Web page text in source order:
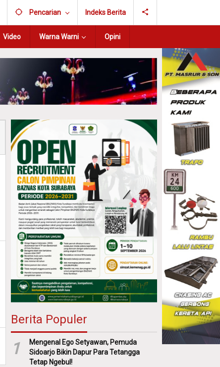
Pencarian Indeks Berita
Video Warna Warni Opini
Berita Populer
1
Mengenal Ego Setyawan, Pemuda
Sidoarjo Bikin Dapur Para Tetangga
Tetap Ngebul!